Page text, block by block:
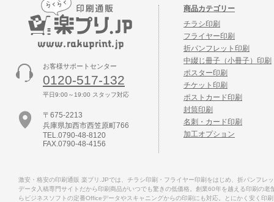
お客様サポートセンター
0120-517-132
平日9:00～19:00 スタッフ対応
〒675-2213
兵庫県加西市西笠原町766
TEL.0790-48-8120
FAX.0790-48-4156
商品カテゴリー
チラシ印刷
フライヤー印刷
折パンフレット印刷
中綴じ冊子（小冊子）印刷
ポスター印刷
チケット印刷
ポストカード印刷
封筒印刷
名刺・カード印刷
加工オプション
激安・格安の印刷通販 楽プリ.JPでは、チラシ印刷・フライヤー印刷をはじめ、折パンフ
データ入稿専門サイトだから印刷商品がいつでも驚きの低価格。創業60年を越える印刷の
らビジネスソフトの定番Officeデータやスキャニングからの印刷にも対応。とにかく安く